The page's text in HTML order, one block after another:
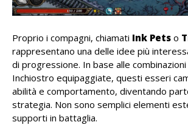
Proprio i compagni, chiamati Ink Pets o
rappresentano una delle idee più
di progressione. In base alle
Inchiostro equipaggiate, questi esseri
abilità e comportamento, diventando
strategia. Non sono semplici elementi
supporti in battaglia.